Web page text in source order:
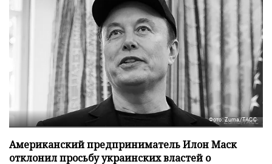
Фото: Zuma/ТАСС
Американский предприниматель Илон Маск
отклонил просьбу украинских властей о